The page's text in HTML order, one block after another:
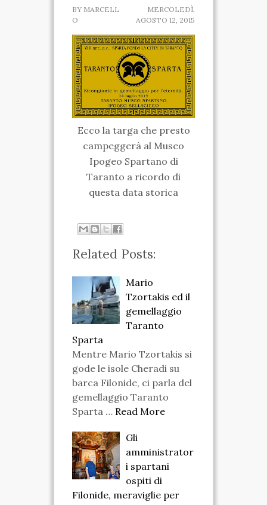
MUSEO IPOGEO
VISITE ED ESCURSIONI
RICONOSCIMENTI
TARANTO SPARTANA
BY MARCELL
O
MERCOLEDÌ,
AGOSTO 12, 2015
Ecco la targa che presto
campeggerà al Museo
Ipogeo Spartano di
Taranto a ricordo di
questa data storica
Related Posts:
Mario
Tzortakis ed il
gemellaggio
Taranto
Sparta
Mentre Mario Tzortakis si
gode le isole Cheradi su
barca Filonide, ci parla del
gemellaggio Taranto
Sparta … Read More
Gli
amministrator
i spartani
ospiti di
Filonide, meraviglie per